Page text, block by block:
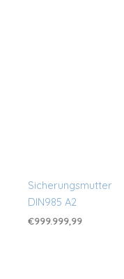
Sicherungsmutter
DIN985 A2
€999.999,99